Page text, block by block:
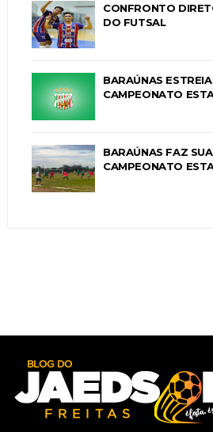
CONFRONTO
DO FUTSAL
BARAÚNAS
CAMPEONATO
BARAÚNAS FAZ
CAMPEONATO